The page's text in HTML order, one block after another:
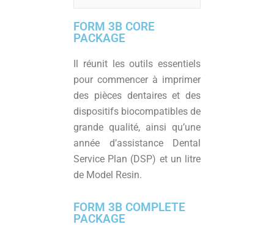
FORM 3B CORE
PACKAGE
Il réunit les outils essentiels
pour commencer à imprimer
des pièces dentaires et des
dispositifs biocompatibles de
grande qualité, ainsi qu’une
année d’assistance Dental
Service Plan (DSP) et un litre
de Model Resin.
FORM 3B COMPLETE
PACKAGE